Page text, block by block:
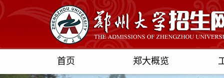
首页 郑大概览